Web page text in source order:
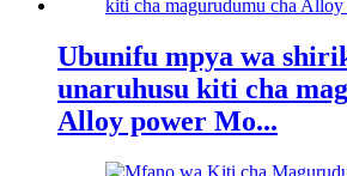
Ubunifu mpya wa
unaruhusu kiti cha
Alloy power Mo...